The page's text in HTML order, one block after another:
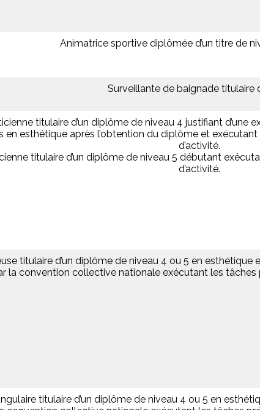
Animatrice sportive diplômée d’un titre de
Surveillante de baignade titulaire
titulaire d’un diplôme de niveau 4 justifiant d’une
en esthétique après l’obtention du diplôme et
d’activité.
titulaire d’un diplôme de niveau 5 débutant
d’activité.
titulaire d’un diplôme de niveau 4 ou 5 en esthétique
la convention collective nationale exécutant les tâches
titulaire d’un diplôme de niveau 4 ou 5 en